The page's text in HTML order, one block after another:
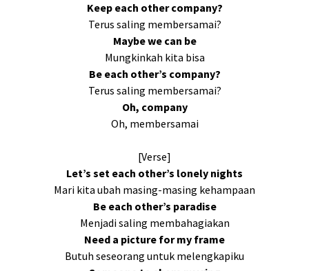
Keep each other company?
Terus saling membersamai?
Maybe we can be
Mungkinkah kita bisa
Be each other’s company?
Terus saling membersamai?
Oh, company
Oh, membersamai
[Verse]
Let’s set each other’s lonely nights
Mari kita ubah masing-masing kehampaan
Be each other’s paradise
Menjadi saling membahagiakan
Need a picture for my frame
Butuh seseorang untuk melengkapiku